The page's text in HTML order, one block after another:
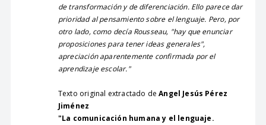
de transformación y de diferenciación. Ello parece dar
prioridad al pensamiento sobre el lenguaje. Pero, por
otro lado, como decía Rousseau, "hay que enunciar
proposiciones para tener ideas generales",
apreciación aparentemente confirmada por el
aprendizaje escolar."
Texto original extractado deAngel Jesús Pérez
Jiménez
"La comunicación humana y el lenguaje.